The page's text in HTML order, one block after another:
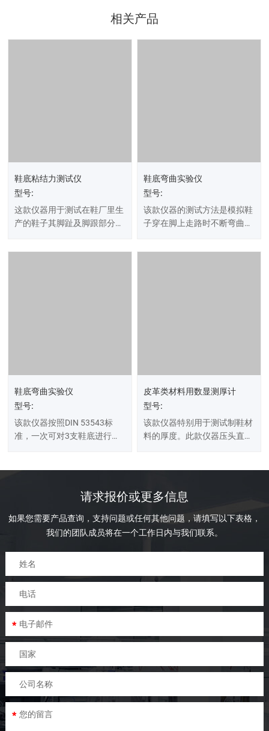
相关产品
鞋底粘结力测试仪
型号:
这款仪器用于测试在鞋厂里生
产的鞋子其脚趾及脚跟部分和
器仅适用于实验室测试中。此
鞋底弯曲实验仪
型号:
该款仪器的测试方法是模拟鞋
子穿在脚上走路时不断弯曲后
时将鞋底固定在皮带上，让皮
鞋底弯曲实验仪
型号:
该款仪器按照DIN 53543标
准，一次可对3支鞋底进行测
动，可以预设定计数次数。
皮革类材料用数显测厚计
型号:
该款仪器特别用于测试制鞋材
料的厚度。此款仪器压头直径
请求报价或更多信息
如果您需要产品查询，支持问题或任何其他问题，请填写以下表格，
我们的团队成员将在一个工作日内与我们联系。